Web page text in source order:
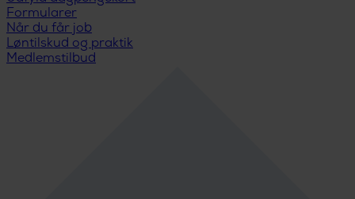
Formularer
Når du får job
Løntilskud og praktik
Medlemstilbud